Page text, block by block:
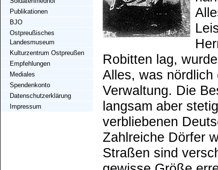
Publikationen
BJO
Ostpreußisches
Landesmuseum
Kulturzentrum Ostpreußen
Empfehlungen
Mediales
Spendenkonto
Datenschutzerklärung
Impressum
Robitten lag,
Alles, was
Verwaltung. Die
langsam aber
verbliebenen
Zahlreiche Dörfer
Straßen sind